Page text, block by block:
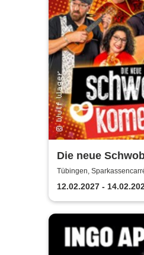
Die neue
Tübingen,
12.02.2027 -